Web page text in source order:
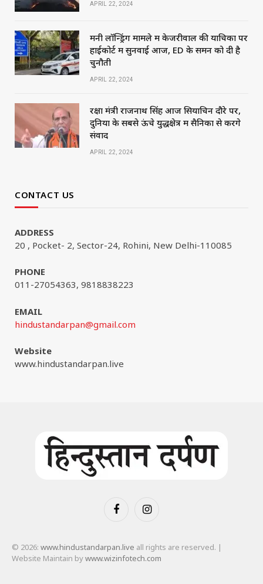
APRIL 22, 2024
मनी लॉन्ड्रिंग मामले में केजरीवाल की याचिका पर
हाईकोर्ट में सुनवाई आज, ED के समन को दी है
चुनौती
APRIL 22, 2024
रक्षा मंत्री राजनाथ सिंह आज सियाचिन दौरे पर,
दुनिया के सबसे ऊंचे युद्धक्षेत्र में सैनिकों से करेंगे
संवाद
APRIL 22, 2024
CONTACT US
ADDRESS
20 , Pocket- 2, Sector-24, Rohini, New Delhi-110085
PHONE
011-27054363, 9818838223
EMAIL
hindustandarpan@gmail.com
Website
www.hindustandarpan.live
FacebookInstagram
© 2026: www.hindustandarpan.live all rights are reserved. |
Website Maintain bywww.wizinfotech.com